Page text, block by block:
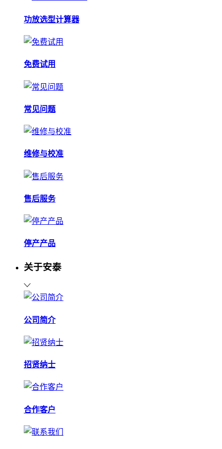
功放选型计算器
免费试用
常见问题
维修与校准
售后服务
停产产品
关于安泰
公司简介
招贤纳士
合作客户